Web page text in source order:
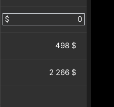
$
498 $
2 266 $